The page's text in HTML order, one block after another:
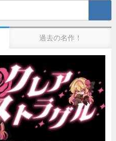
過去の名作！